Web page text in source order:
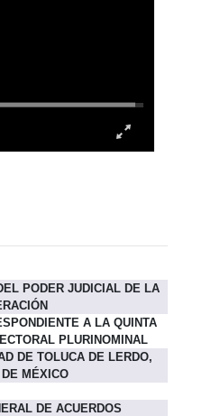
PODER JUDICIAL DE LA
A LA QUINTA
PLURINOMINAL
DE TOLUCA DE LERDO,
MÉXICO
DE ACUERDOS